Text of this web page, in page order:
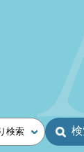
検索